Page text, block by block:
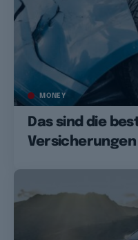
MONEY
Das sind die